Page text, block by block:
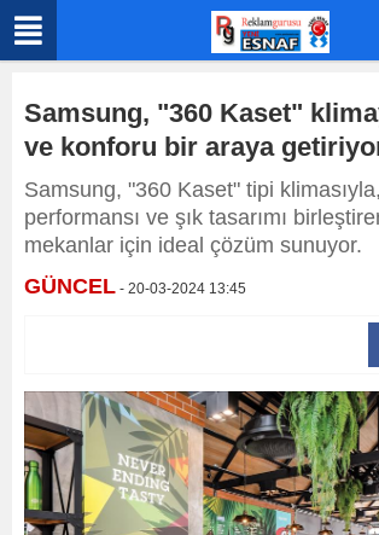
Samsung, "360 Kaset"
ve konforu bir araya
Samsung, "360 Kaset" tipi
performansı ve şık tasarımı
mekanlar için ideal çözüm sunuyor.
GÜNCEL - 20-03-2024 13:45